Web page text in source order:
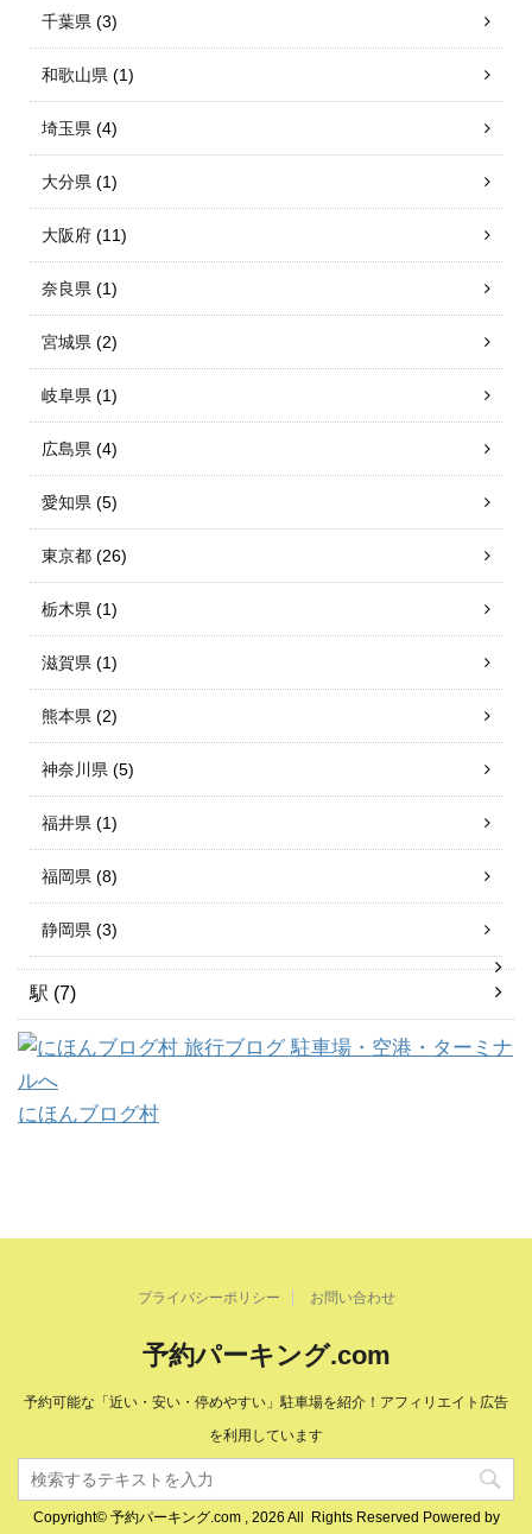
千葉県 (3)
和歌山県 (1)
埼玉県 (4)
大分県 (1)
大阪府 (11)
奈良県 (1)
宮城県 (2)
岐阜県 (1)
広島県 (4)
愛知県 (5)
東京都 (26)
栃木県 (1)
滋賀県 (1)
熊本県 (2)
神奈川県 (5)
福井県 (1)
福岡県 (8)
静岡県 (3)
駅 (7)
にほんブログ村
プライバシーポリシー お問い合わせ
予約パーキング.com
予約可能な「近い・安い・停めやすい」駐車場を紹介！アフィリエイト広告
を利用しています
Copyright© 予約パーキング.com , 2026 All Rights Reserved Powered by